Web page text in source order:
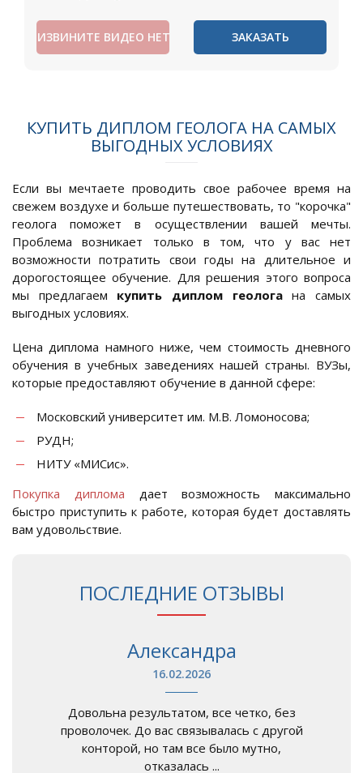
ИЗВИНИТЕ ВИДЕО НЕТ ЗАКАЗАТЬ
КУПИТЬ ДИПЛОМ ГЕОЛОГА НА САМЫХ
ВЫГОДНЫХ УСЛОВИЯХ
Если вы мечтаете проводить свое рабочее время на
свежем воздухе и больше путешествовать, то "корочка"
геолога поможет в осуществлении вашей мечты.
Проблема возникает только в том, что у вас нет
возможности потратить свои годы на длительное и
дорогостоящее обучение. Для решения этого вопроса
мы предлагаем купить диплом геологана самых
выгодных условиях.
Цена диплома намного ниже, чем стоимость дневного
обучения в учебных заведениях нашей страны. ВУЗы,
которые предоставляют обучение в данной сфере:
Московский университет им. М.В. Ломоносова;
РУДН;
НИТУ «МИСис».
Покупка диплома дает возможность максимально
быстро приступить к работе, которая будет доставлять
вам удовольствие.
ПОСЛЕДНИЕ ОТЗЫВЫ
Александра
16.02.2026
Довольна результатом, все четко, без
проволочек. До вас связывалась с другой
конторой, но там все было мутно,
отказалась ...